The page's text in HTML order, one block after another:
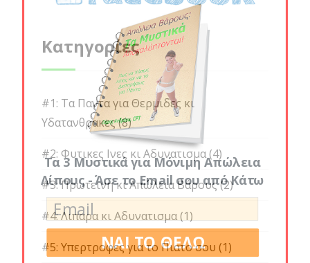
Κατηγορίες
#1: Τα Παντα για Θερμιδες κι
Υδατανθρακες(8)
#2: Φυτικες Ινες κι Αδυνατισμα(4)
#3: Πρωτεινη κι Απώλεια Βάρους(2)
#4: Λιπαρα κι Αδυνατισμα(1)
#5: Υπερτροφες για το Πιατο σου (1)
Τα 3 Μυστικά για Μόνιμη Απώλεια
Λίπους - Άσε το Email σου από Κάτω
ΝΑΙ ΤΟ ΘΕΛΩ